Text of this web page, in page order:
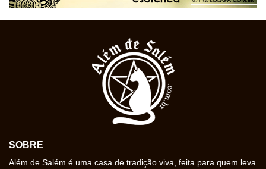
SOBRE
Além de Salém é uma casa de tradição viva, feita para quem leva